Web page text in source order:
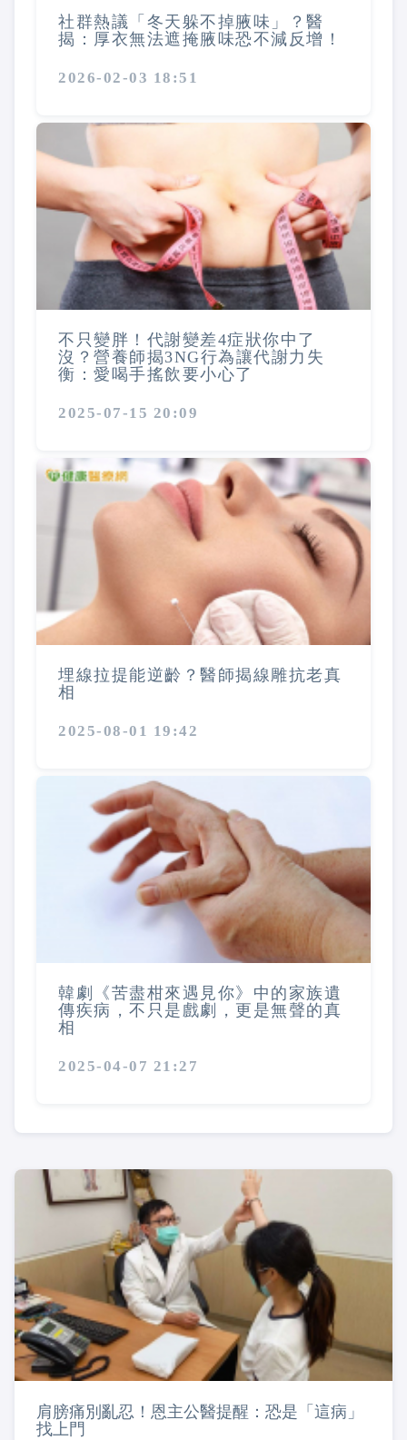
社群熱議「冬天躲不掉腋味」？醫
揭：厚衣無法遮掩腋味恐不減反增！
2026-02-03 18:51
不只變胖！代謝變差4症狀你中了
沒？營養師揭3NG行為讓代謝力失
衡：愛喝手搖飲要小心了
2025-07-15 20:09
埋線拉提能逆齡？醫師揭線雕抗老真
相
2025-08-01 19:42
韓劇《苦盡柑來遇見你》中的家族遺
傳疾病，不只是戲劇，更是無聲的真
相
2025-04-07 21:27
肩膀痛別亂忍！恩主公醫提醒：恐是「這病」
找上門